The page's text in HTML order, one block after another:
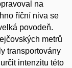
na
říční niva se
povodeň.
metrů
transportovány
intenzitu této